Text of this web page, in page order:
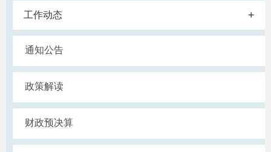
工作动态 +
通知公告
政策解读
财政预决算